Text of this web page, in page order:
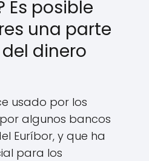
posible
una parte
dinero
usado por los
algunos bancos
Euríbor, y que ha
para los